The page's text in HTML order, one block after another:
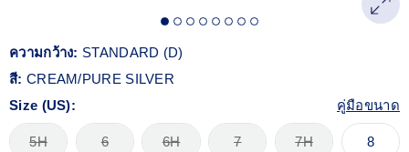
ความกว้าง: STANDARD (D)
สี: CREAM/PURE SILVER
Size (US):
คู่มือขนาด
5H 6 6H 7 7H 8